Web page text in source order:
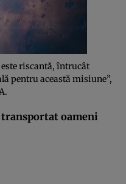
riscantă, întrucât
pentru această misiune”,
transportat oameni